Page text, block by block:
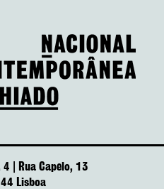
4 | Rua Capelo, 13
Lisboa